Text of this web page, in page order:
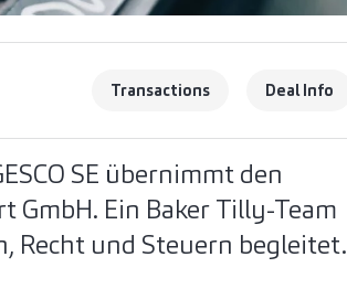
Transactions Deal Info
SE übernimmt den
GmbH. Ein Baker Tilly-Team
Recht und Steuern begleitet.